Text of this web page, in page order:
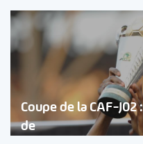
Coupe de la CAF-
de